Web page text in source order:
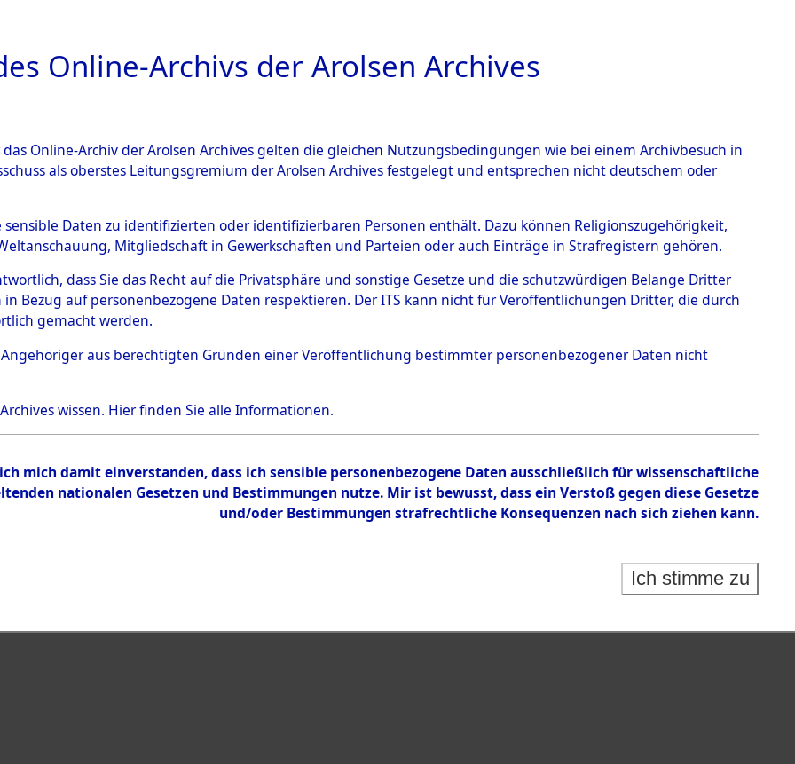
ARCHIVALE ÜBERSICHT BILD
0001 (108592493)
Person UNBEKANNT
Bestand
Online-Archivs der Arolsen Archives
Online-Archiv der Arolsen Archives gelten die gleichen Nutzungsbedingungen wie bei einem Archivbesuch in
als oberstes Leitungsgremium der Arolsen Archives festgelegt und entsprechen nicht deutschem oder
sensible Daten zu identifizierten oder identifizierbaren Personen enthält. Dazu können Religionszugehörigkeit,
Mitgliedschaft in Gewerkschaften und Parteien oder auch Einträge in Strafregistern gehören.
dass Sie das Recht auf die Privatsphäre und sonstige Gesetze und die schutzwürdigen Belange Dritter
Bezug auf personenbezogene Daten respektieren. Der ITS kann nicht für Veröffentlichungen Dritter, die durch
gemacht werden.
Angehöriger aus berechtigten Gründen einer Veröffentlichung bestimmter personenbezogener Daten nicht
wissen. Hierfinden Sie alle Informationen.
mich damit einverstanden, dass ich sensible personenbezogene Daten ausschließlich für wissenschaftliche
nationalen Gesetzen und Bestimmungen nutze. Mir ist bewusst, dass ein Verstoß gegen diese Gesetze
und/oder Bestimmungen strafrechtliche Konsequenzen nach sich ziehen kann.
Ich stimme zu